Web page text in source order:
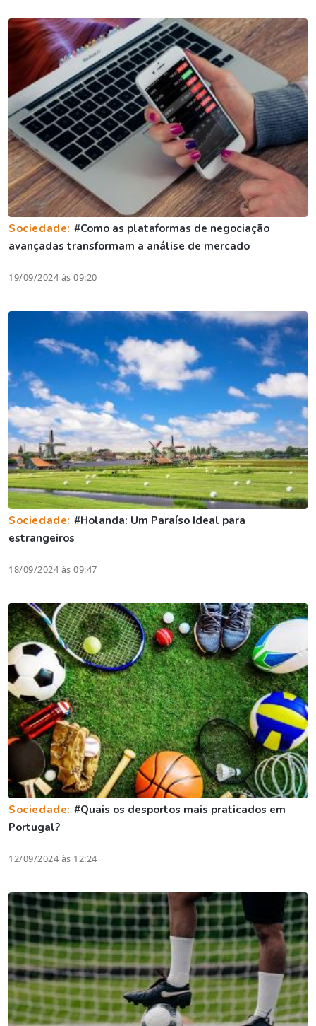
Sociedade: #Como as plataformas de negociação
avançadas transformam a análise de mercado
19/09/2024 às 09:20
Sociedade: #Holanda: Um Paraíso Ideal para
estrangeiros
18/09/2024 às 09:47
Sociedade: #Quais os desportos mais praticados em
Portugal?
12/09/2024 às 12:24